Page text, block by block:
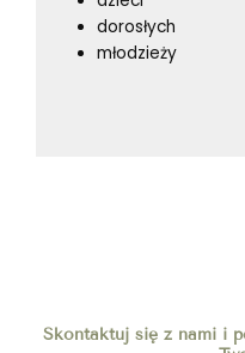
dorosłych
młodzieży
Skontaktuj się z nami i